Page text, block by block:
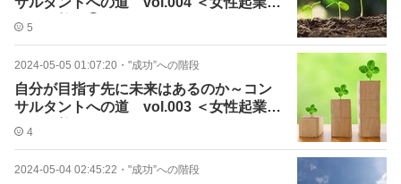
たちの教え②＞
5
2024-05-05 01:07:20 ・ "成功”への階段
自分が目指す先に未来はあるのか～コン
サルタントへの道 vol.003 ＜女性起業家
たちの教え＞
4
2024-05-04 02:45:22 ・ "成功”への階段